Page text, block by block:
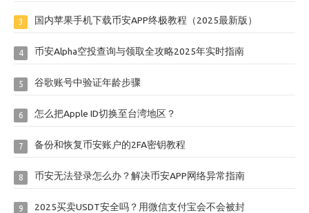
3 国内苹果手机下载币安APP终极教程（2025最新版）
4 币安Alpha空投查询与领取全攻略2025年实时指南
5 谷歌账号中验证年龄步骤
6 怎么把Apple ID切换至台湾地区？
7 备份和恢复币安账户的2FA密钥教程
8 币安无法登录怎么办？解决币安APP网络异常指南
9 2025买卖USDT安全吗？用微信支付宝会不会被封